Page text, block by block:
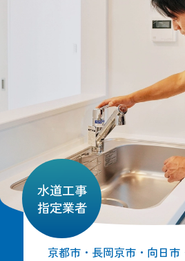
水道工事
指定業者
京都市・長岡京市・向日